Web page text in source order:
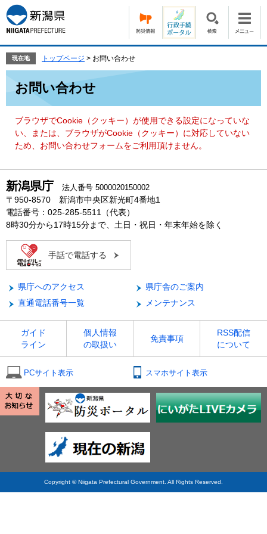
ー
ジ
の
頭
す。
ニ
ュ
ー
飛
て
現在地 トップページ > お問い合わせ
お問い合わせ
ブラウザでCookie（クッキー）が使用できる設定になっていな
い、または、ブラウザがCookie（クッキー）に対応していない
ため、お問い合わせフォームをご利用頂けません。
新潟県庁 法人番号 5000020150002
〒950-8570 新潟市中央区新光町4番地1
電話番号：025-285-5511（代表）
8時30分から17時15分まで、土日・祝日・年末年始を除く
手話で電話する
県庁へのアクセス
県庁舎のご案内
直通電話番号一覧
メンテナンス
ガイド
ライン
個人情報
の取扱い
免責事項
RSS配信
について
PCサイト表示 スマホサイト表示
Copyright © Niigata Prefectural Government. All Rights Reserved.